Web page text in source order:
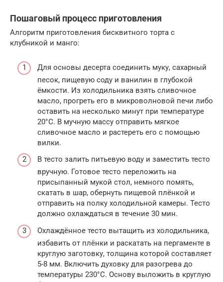
Пошаговый процесс приготовления
Алгоритм приготовления бисквитного торта с
клубникой и манго:
Для основы десерта соединить муку, сахарный
песок, пищевую соду и ванилин в глубокой
ёмкости. Из холодильника взять сливочное
масло, прогреть его в микроволновой печи либо
оставить на несколько минут при температуре
20°C. В мучную массу отправить мягкое
сливочное масло и растереть его с помощью
вилки.
В тесто залить питьевую воду и заместить тесто
вручную. Готовое тесто переложить на
присыпанный мукой стол, немного помять,
скатать в шар, обернуть пищевой плёнкой и
отправить на полку холодильной камеры. Тесто
должно охлаждаться в течение 30 мин.
Охлаждённое тесто вытащить из холодильника,
избавить от плёнки и раскатать на пергаменте в
круглую заготовку, толщина которой составляет
5-8 мм. Включить духовку для разогрева до
температуры 230°C. Основу выложить в круглую